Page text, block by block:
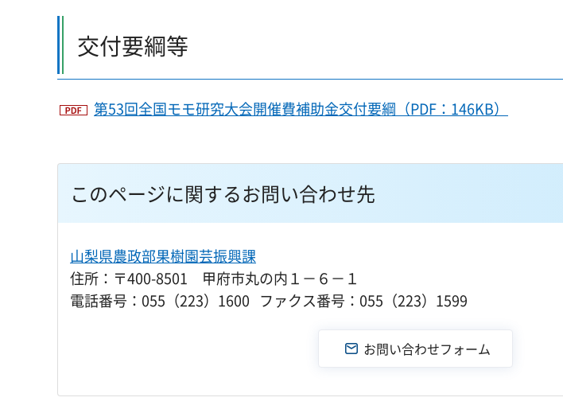
交付要綱等
第53回全国モモ研究大会開催費補助金交付要綱（PDF：146KB）
このページに関するお問い合わせ先
山梨県農政部果樹園芸振興課
住所：〒400-8501 甲府市丸の内１－６－１
電話番号：055（223）1600 ファクス番号：055（223）1599